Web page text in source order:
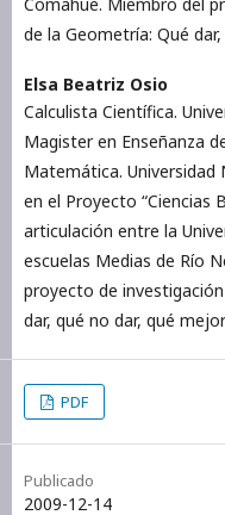
de la Geometría: Qué
Elsa Beatriz Osio
Calculista Científica.
Magister en Enseñanza
Matemática. Universidad
en el Proyecto “Ciencias
articulación entre la
escuelas Medias de Río
proyecto de
dar, qué no dar, qué
PDF
Publicado
2009-12-14